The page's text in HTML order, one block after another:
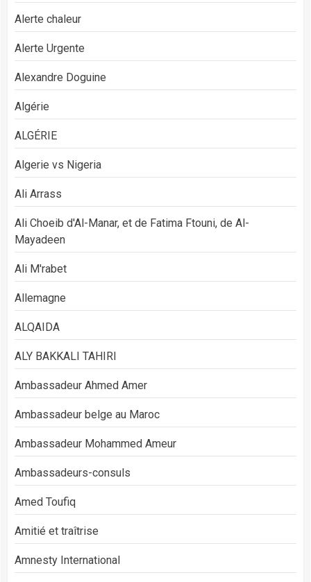
Alerte chaleur
Alerte Urgente
Alexandre Doguine
Algérie
ALGÉRIE
Algerie vs Nigeria
Ali Arrass
Ali Choeib d'Al-Manar, et de Fatima Ftouni, de Al-
Mayadeen
Ali M'rabet
Allemagne
ALQAIDA
ALY BAKKALI TAHIRI
Ambassadeur Ahmed Amer
Ambassadeur belge au Maroc
Ambassadeur Mohammed Ameur
Ambassadeurs-consuls
Amed Toufiq
Amitié et traîtrise
Amnesty International